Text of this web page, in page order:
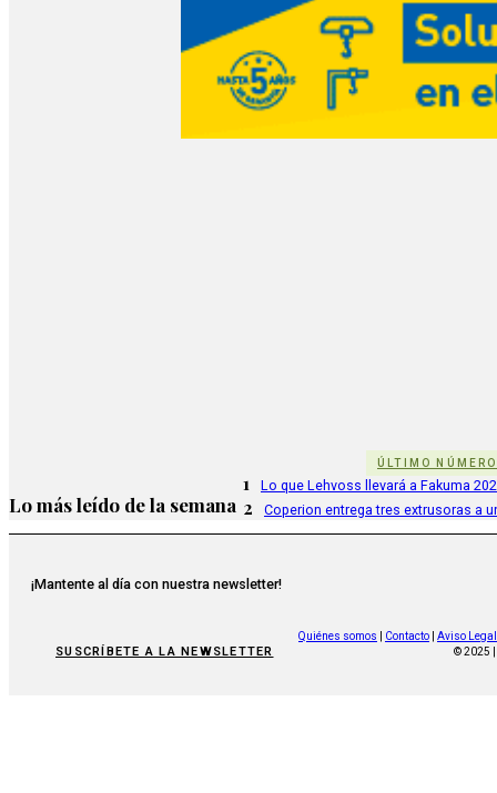
ÚLTIMO NÚMERO
Lo más leído de la semana
1 Lo que Lehvoss llevará a Fakuma
2 Coperion entrega tres extrusoras a
¡Mantente al día con nuestra newsletter!
SUSCRÍBETE A LA NEWSLETTER
Quiénes somos Contacto
Aviso Legal
© 2025